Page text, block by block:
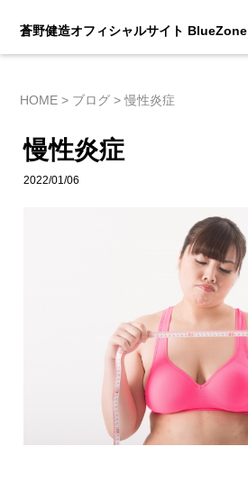
蒼野健造オフィシャルサイト BlueZone
HOME > ブログ >慢性炎症
慢性炎症
2022/01/06